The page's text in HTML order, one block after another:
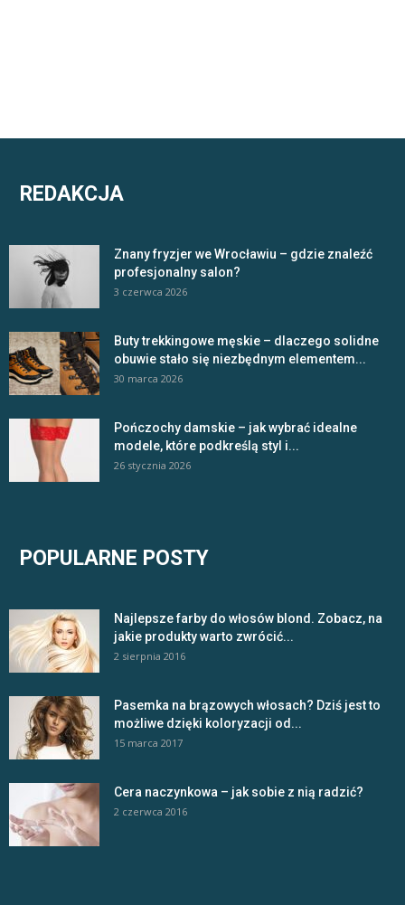
REDAKCJA
Znany fryzjer we Wrocławiu – gdzie znaleźć
profesjonalny salon?
3 czerwca 2026
Buty trekkingowe męskie – dlaczego solidne
obuwie stało się niezbędnym elementem...
30 marca 2026
Pończochy damskie – jak wybrać idealne
modele, które podkreślą styl i...
26 stycznia 2026
POPULARNE POSTY
Najlepsze farby do włosów blond. Zobacz, na
jakie produkty warto zwrócić...
2 sierpnia 2016
Pasemka na brązowych włosach? Dziś jest to
możliwe dzięki koloryzacji od...
15 marca 2017
Cera naczynkowa – jak sobie z nią radzić?
2 czerwca 2016